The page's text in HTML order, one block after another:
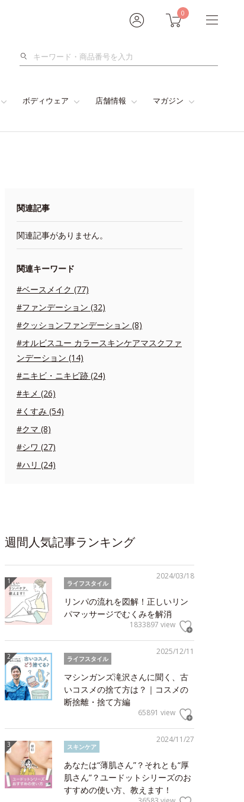
0
検
ボディウェア 店舗情報 マガジン
関連記事
関連記事がありません。
関連キーワード
#ベースメイク (77)
#ファンデーション (32)
#クッションファンデーション (8)
#オルビスユー カラースキンケアマスクファ
ンデーション (14)
#ニキビ・ニキビ跡 (24)
#キメ (26)
#くすみ (54)
#クマ (8)
#シワ (27)
#ハリ (24)
週間人気記事ランキング
2024/03/18
ライフスタイル
リンパの流れを図解！正しいリン
パマッサージでむくみを解消
1833897 view
2025/12/11
ライフスタイル
マシンガンズ滝沢さんに聞く、古
いコスメの捨て方は？｜コスメの
断捨離・捨て方編
65891 view
2024/11/27
スキンケア
あなたは“薄肌さん”？それとも“厚
肌さん”？ユードットシリーズのお
すすめの使い方、教えます！